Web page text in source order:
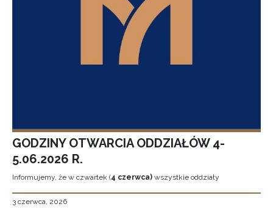
GODZINY OTWARCIA ODDZIAŁÓW 4-
5.06.2026 R.
Informujemy, że w czwartek (4 czerwca) wszystkie oddziały
3 czerwca, 2026